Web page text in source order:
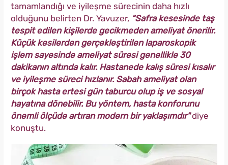
tamamlandığı ve iyileşme sürecinin daha hızlı
olduğunu belirten Dr. Yavuzer, “Safra kesesinde taş
tespit edilen kişilerde gecikmeden ameliyat önerilir.
Küçük kesilerden gerçekleştirilen laparoskopik
işlem sayesinde ameliyat süresi genellikle 30
dakikanın altında kalır. Hastanede kalış süresi kısalır
ve iyileşme süreci hızlanır. Sabah ameliyat olan
birçok hasta ertesi gün taburcu olup iş ve sosyal
hayatına dönebilir. Bu yöntem, hasta konforunu
önemli ölçüde artıran modern bir yaklaşımdır"diye
konuştu.